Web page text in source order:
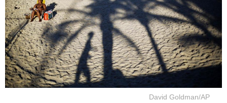
David Goldman/AP